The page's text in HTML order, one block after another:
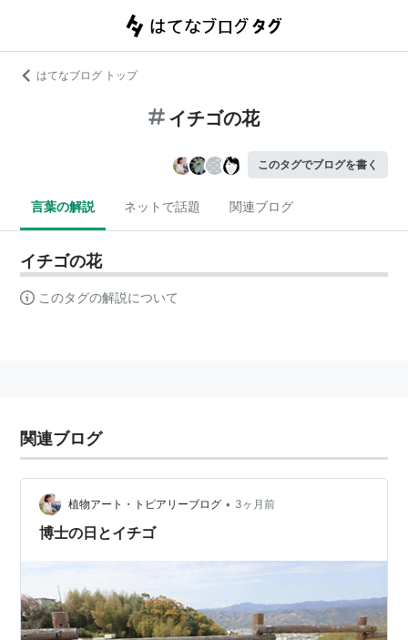
はてなブログ トップ
イチゴの花
このタグでブログを書く
言葉の解説 ネットで話題 関連ブログ
イチゴの花
このタグの解説について
関連ブログ
植物アート・トピアリーブログ • 3ヶ月前
博士の日とイチゴ